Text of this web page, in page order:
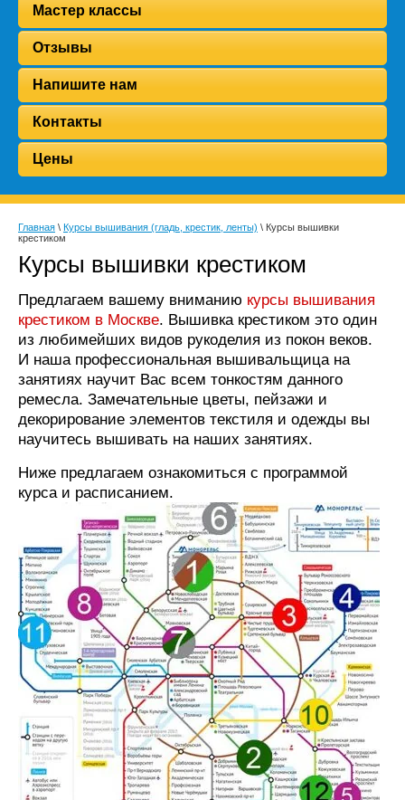
Мастер классы
Отзывы
Напишите нам
Контакты
Цены
Главная \ Курсы вышивания (гладь, крестик, ленты) \ Курсы вышивки
крестиком
Курсы вышивки крестиком
Предлагаем вашему вниманию курсы вышивания
крестиком в Москве. Вышивка крестиком это один
из любимейших видов рукоделия из покон веков.
И наша профессиональная вышивальщица на
занятиях научит Вас всем тонкостям данного
ремесла. Замечательные цветы, пейзажи и
декорирование элементов текстиля и одежды вы
научитесь вышивать на наших занятиях.
Ниже предлагаем ознакомиться с программой
курса и расписанием.